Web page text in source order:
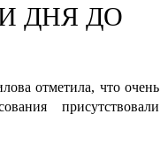
ДНЯ ДО
отметила, что очень
присутствовали